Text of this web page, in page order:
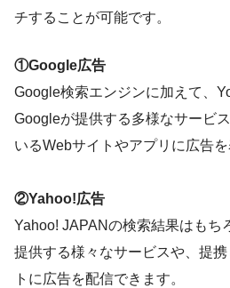
チすることが可能です。
①Google広告
Google検索エンジンに加えて、
Googleが提供する多様なサービ
いるWebサイトやアプリに広告を
②Yahoo!広告
Yahoo! JAPANの検索結果はもち
提供する様々なサービスや、提
トに広告を配信できます。